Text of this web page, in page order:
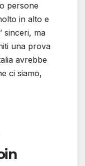
persone
in alto e
sinceri, ma
una prova
avrebbe
ci siamo,